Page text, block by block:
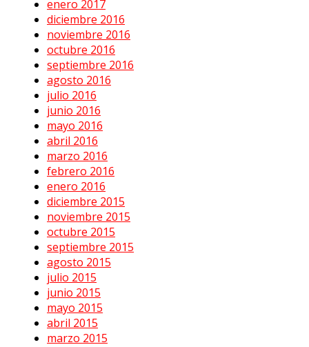
enero 2017
diciembre 2016
noviembre 2016
octubre 2016
septiembre 2016
agosto 2016
julio 2016
junio 2016
mayo 2016
abril 2016
marzo 2016
febrero 2016
enero 2016
diciembre 2015
noviembre 2015
octubre 2015
septiembre 2015
agosto 2015
julio 2015
junio 2015
mayo 2015
abril 2015
marzo 2015